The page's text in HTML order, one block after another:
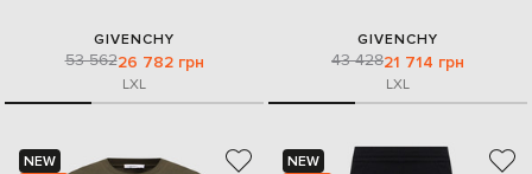
GIVENCHY
53 56226 782 грн
LXL
GIVENCHY
43 42821 714 грн
LXL
NEW
NEW